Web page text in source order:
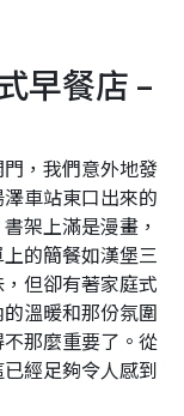
早餐店 –
，我們意外地發
車站東口出來的
架上滿是漫畫，
的簡餐如漢堡三
但卻有著家庭式
溫暖和那份氛圍
那麼重要了。從
經足夠令人感到